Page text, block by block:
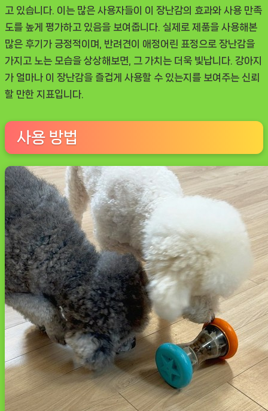
고 있습니다. 이는 많은 사용자들이 이 장난감의 효과와 사용 만족
도를 높게 평가하고 있음을 보여줍니다. 실제로 제품을 사용해본
많은 후기가 긍정적이며, 반려견이 애정어린 표정으로 장난감을
가지고 노는 모습을 상상해보면, 그 가치는 더욱 빛납니다. 강아지
가 얼마나 이 장난감을 즐겁게 사용할 수 있는지를 보여주는 신뢰
할 만한 지표입니다.
사용 방법